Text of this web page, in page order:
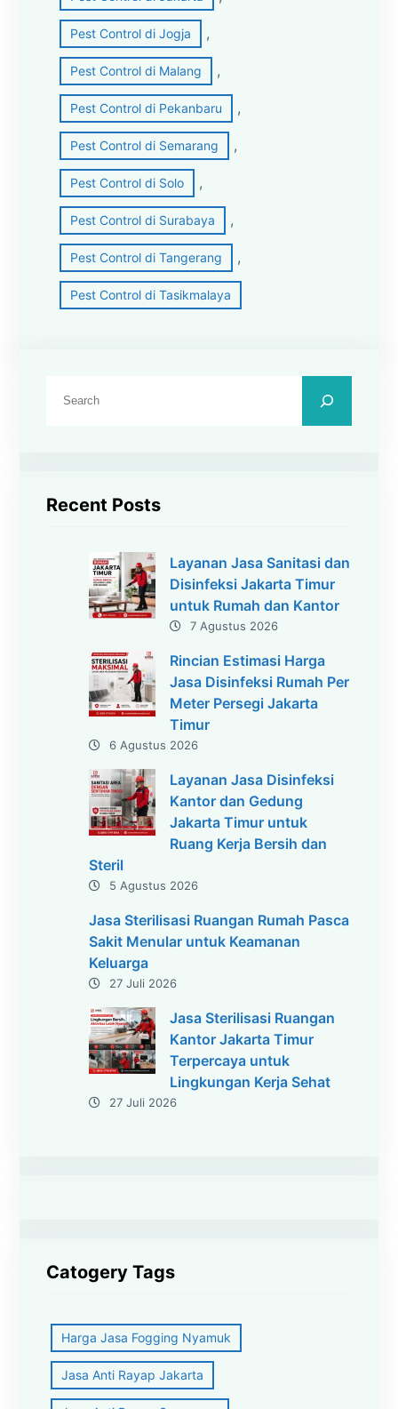
Pest Control di Jogja ,
Pest Control di Malang ,
Pest Control di Pekanbaru ,
Pest Control di Semarang ,
Pest Control di Solo ,
Pest Control di Surabaya ,
Pest Control di Tangerang ,
Pest Control di Tasikmalaya
Recent Posts
Layanan Jasa Sanitasi dan
Disinfeksi Jakarta Timur
untuk Rumah dan Kantor
7 Agustus 2026
Rincian Estimasi Harga
Jasa Disinfeksi Rumah Per
Meter Persegi Jakarta
Timur
6 Agustus 2026
Layanan Jasa Disinfeksi
Kantor dan Gedung
Jakarta Timur untuk
Ruang Kerja Bersih dan
Steril
5 Agustus 2026
Jasa Sterilisasi Ruangan Rumah Pasca
Sakit Menular untuk Keamanan
Keluarga
27 Juli 2026
Jasa Sterilisasi Ruangan
Kantor Jakarta Timur
Terpercaya untuk
Lingkungan Kerja Sehat
27 Juli 2026
Catogery Tags
Harga Jasa Fogging Nyamuk
Jasa Anti Rayap Jakarta